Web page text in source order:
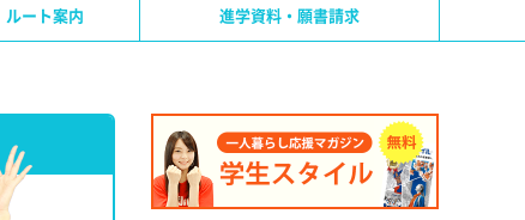
ルート案内 進学資料・願書請求